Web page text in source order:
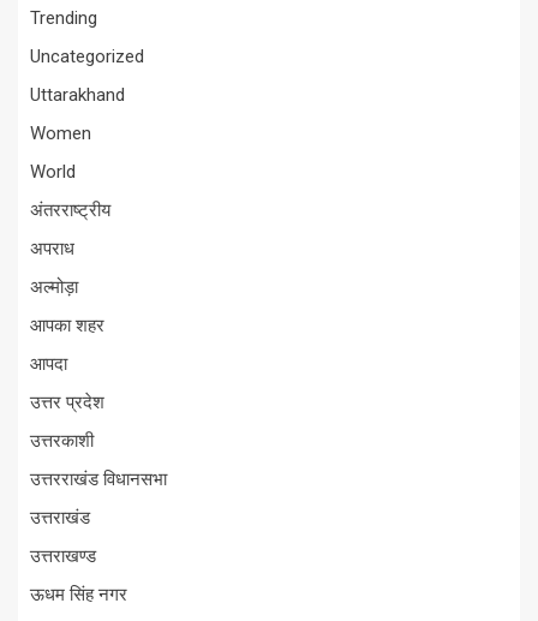
Trending
Uncategorized
Uttarakhand
Women
World
अंतरराष्ट्रीय
अपराध
अल्मोड़ा
आपका शहर
आपदा
उत्तर प्रदेश
उत्तरकाशी
उत्तरराखंड विधानसभा
उत्तराखंड
उत्तराखण्ड
ऊधम सिंह नगर